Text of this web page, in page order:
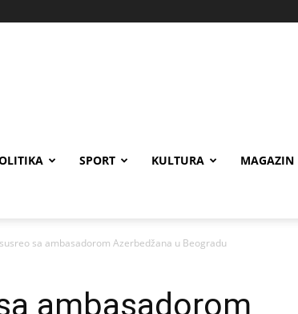
SPORT KULTURA MAGAZIN
sa ambasadorom Azerbedžana u Beogradu
ambasadorom